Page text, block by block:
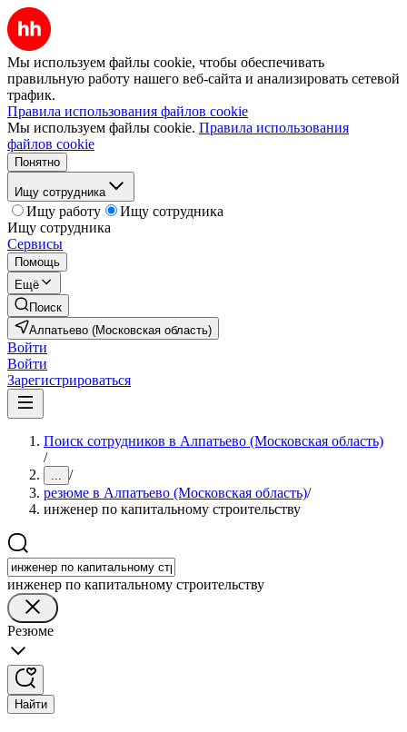
Мы используем файлы cookie, чтобы обеспечивать
правильную работу нашего веб-сайта и анализировать сетевой
трафик.
Правила использования файлов cookie
Мы используем файлы cookie. Правила использования
файлов cookie
Понятно
Ищу сотрудника
Ищу работу
Ищу сотрудника
Ищу сотрудника
Сервисы
Помощь
Ещё
Поиск
Алпатьево (Московская область)
Войти
Войти
Зарегистрироваться
Поиск сотрудников в Алпатьево (Московская область)
/
... /
резюме в Алпатьево (Московская область)/
инженер по капитальному строительству
инженер по капитальному строительству
Резюме
Найти